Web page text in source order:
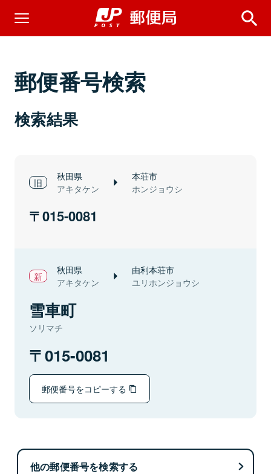
郵便番号検索
検索結果
秋田県
アキタケン
本荘市
ホンジョウシ
015-0081
秋田県
アキタケン
由利本荘市
ユリホンジョウシ
雪車町
ソリマチ
015-0081
郵便番号をコピーする
他の郵便番号を検索する